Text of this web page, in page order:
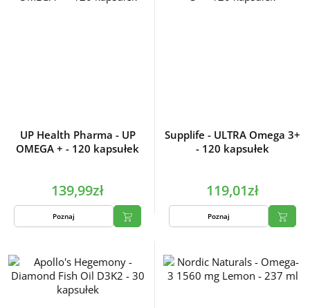
UP Health Pharma - UP
OMEGA + - 120 kapsułek
139,99zł
Poznaj
Supplife - ULTRA Omega 3+
- 120 kapsułek
119,01zł
Poznaj